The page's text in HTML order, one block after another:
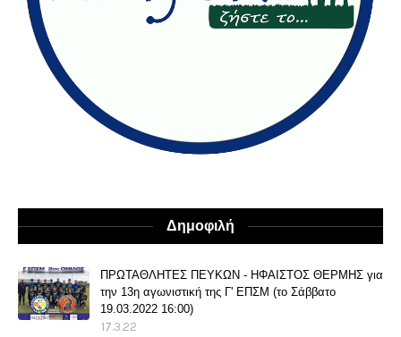
Δημοφιλή
ΠΡΩΤΑΘΛΗΤΕΣ ΠΕΥΚΩΝ - ΗΦΑΙΣΤΟΣ ΘΕΡΜΗΣ για
την 13η αγωνιστική της Γ' ΕΠΣΜ (το Σάββατο
19.03.2022 16:00)
17.3.22